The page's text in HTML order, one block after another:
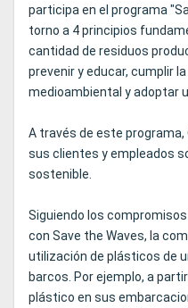
participa en el programa
torno a 4 principios
cantidad de residuos
prevenir y educar, cumplir
medioambiental y adoptar
A través de este
sus clientes y empleados
sostenible.
Siguiendo los
con Save the Waves, la
utilización de plásticos de
barcos. Por ejemplo, a
plástico en sus